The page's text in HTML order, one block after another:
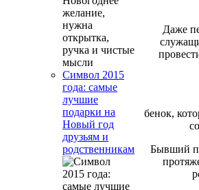
Символ 2015
года: самые
лучшие
подарки на
Новый год
друзьям и
родственникам
Даже
бенок,
Бывший